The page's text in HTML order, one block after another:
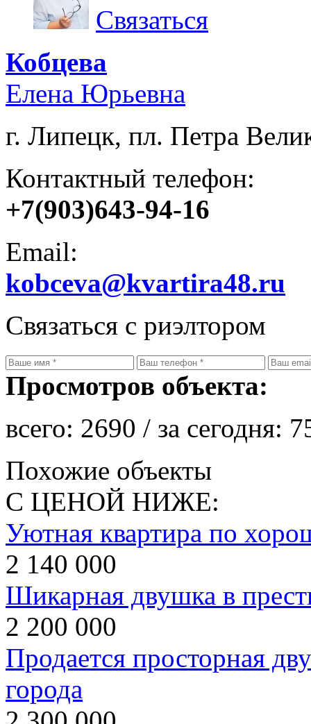
Связаться
Кобцева
Елена Юрьевна
г. Липецк, пл. Петра
Контактный телефон:
+7(903)643-94-16
Email:
kobceva@kvartira48.ru
Связаться с риэлтором
Просмотров объекта:
всего: 2690 / за сегодня:
Похожие объекты
С ЦЕНОЙ НИЖЕ:
Уютная квартира по
2 140 000
Шикарная двушка в
2 200 000
Продается просторная
города